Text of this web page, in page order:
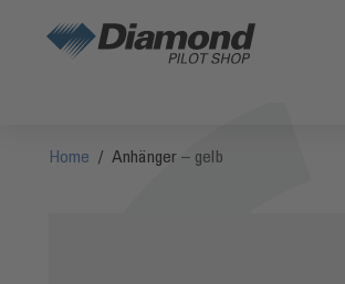
Home / Anhänger – gelb